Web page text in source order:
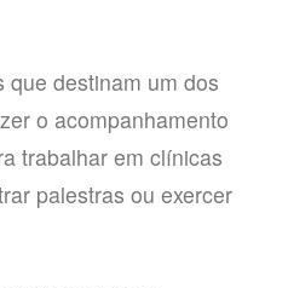
que destinam um dos
o acompanhamento
trabalhar em clínicas
palestras ou exercer